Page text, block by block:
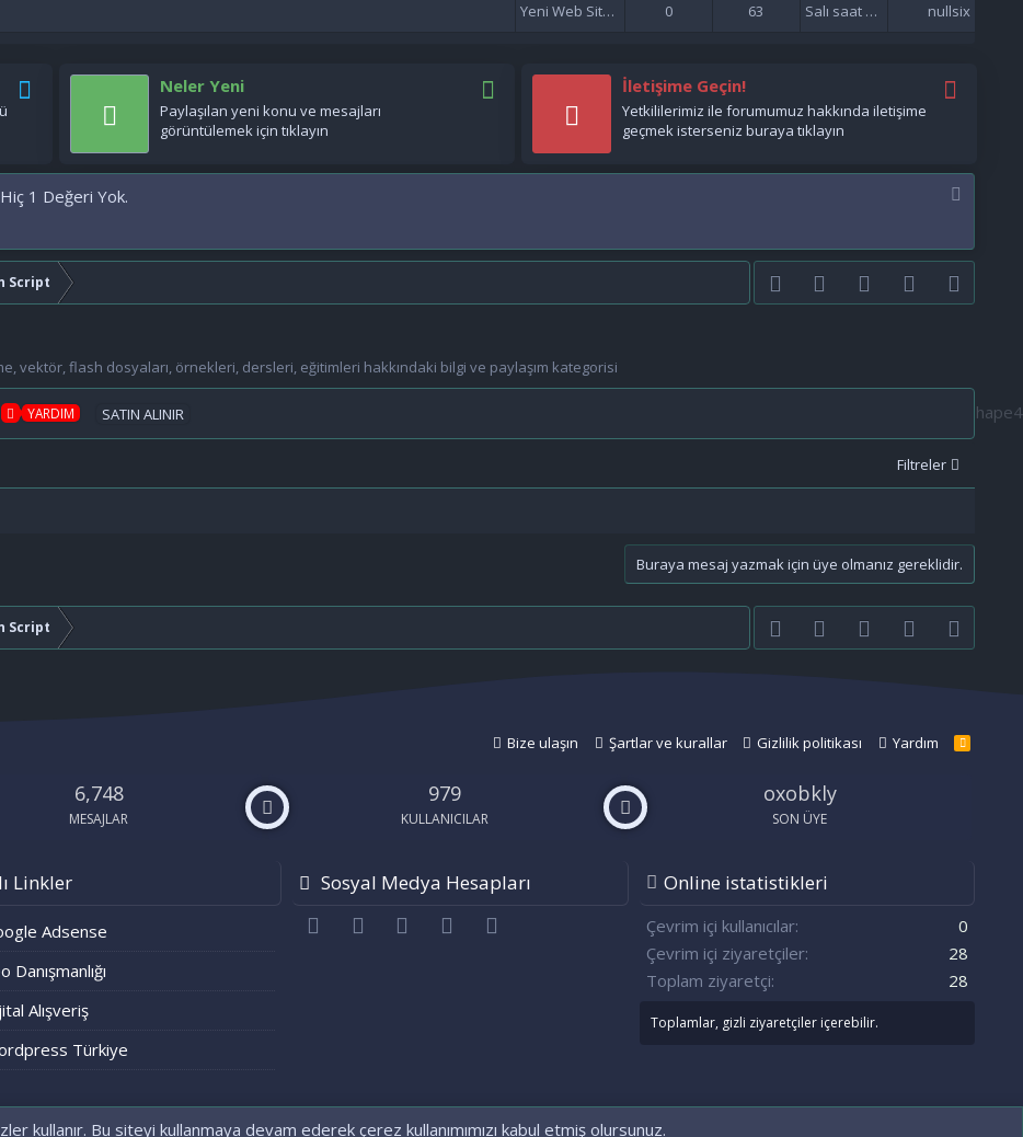
Yeni Web Siteleri - Site Tanıtımı 0 63 Salı saat 02:13'de nullsix
Neler Yeni
Paylaşılan yeni konu ve mesajları
görüntülemek için tıklayın
İletişime Geçin!
Yetkililerimiz ile forumumuz hakkında iletişime
geçmek isterseniz buraya tıklayın
1 Değeri Yok.
Script FacebookTwitter youtubeBize ulaşın
vektör, flash dosyaları, örnekleri, dersleri, eğitimleri hakkındaki bilgi ve paylaşım kategorisi
YARDIM SATIN ALINIR
Filtreler
Buraya mesaj yazmak için üye olmanız gereklidir.
Script FacebookTwitter youtubeBize ulaşın
Bize ulaşın Şartlar ve kurallar Gizlilik politikası Yardım
R
6,748
MESAJLAR
979
KULLANICILAR
oxobkly
SON ÜYE
Linkler
Adsense
Danışmanlığı
Alışveriş
Türkiye
Sosyal Medya Hesapları
FacebookTwitter youtubeBize ulaşın
Online istatistikleri
Çevrim içi kullanıcılar
0
Çevrim içi ziyaretçiler
28
Toplam ziyaretçi
28
Toplamlar, gizli ziyaretçiler içerebilir.
kullanır. Bu siteyi kullanmaya devam ederek çerez kullanımımızı kabul etmiş olursunuz.